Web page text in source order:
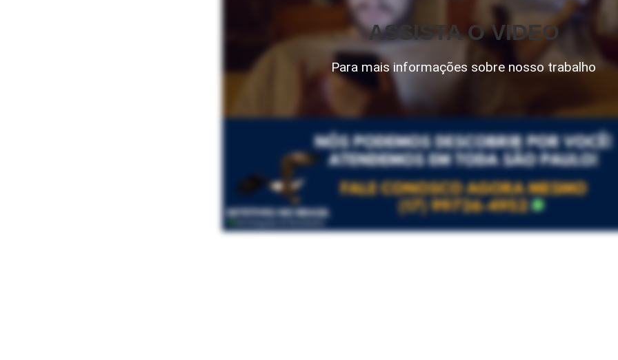
ASSISTA O VIDEO
Para mais informações sobre nosso trabalho